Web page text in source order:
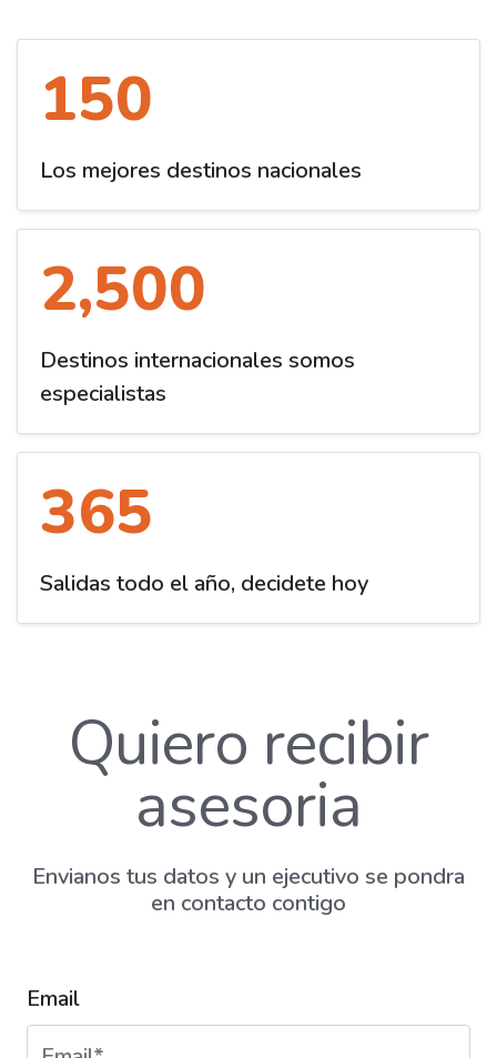
150
Los mejores destinos nacionales
2,500
Destinos internacionales somos
especialistas
365
Salidas todo el año, decidete hoy
Quiero recibir
asesoria
Envianos tus datos y un ejecutivo se pondra
en contacto contigo
Email